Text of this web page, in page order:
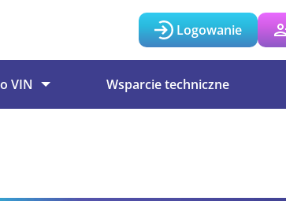
Logowanie
VIN Wsparcie techniczne